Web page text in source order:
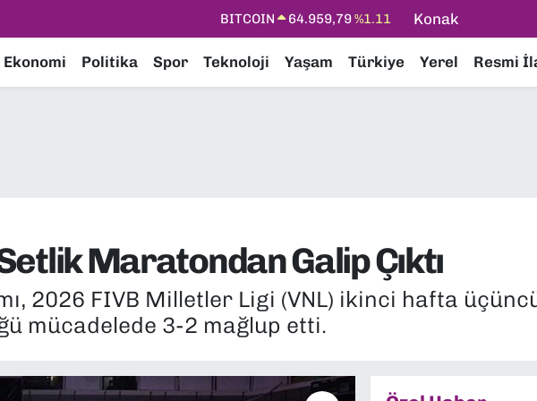
DOLAR 47,7436%0.18
STERLİN
64,4811%0.38
Konak
Ekonomi Politika Spor Teknoloji Yaşam Türkiye Yerel Resmi
Maratondan Galip Çıktı
2026 FIVB Milletler Ligi (VNL) ikinci hafta
mücadelede 3-2 mağlup etti.